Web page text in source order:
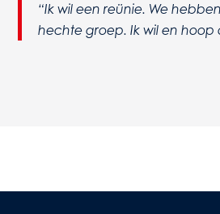
“Ik wil een reünie. We
hechte groep. Ik wil en hoop